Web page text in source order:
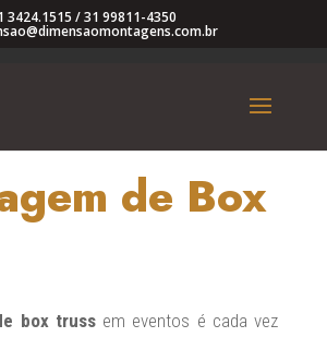
3424.1515 /31 99811-4350
de Box
box trussem eventos é cada vez